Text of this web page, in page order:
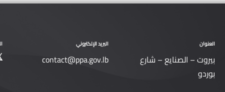
العنوان
بيروت – الصنايع – شارع
بوردو
البريد الإلكتروني
contact@ppa.gov.lb